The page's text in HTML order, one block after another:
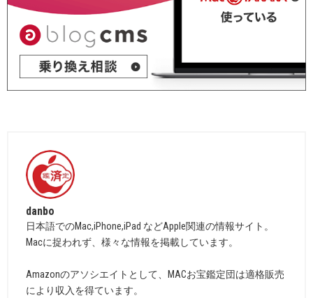
danbo
日本語でのMac,iPhone,iPad などApple関連の情報サイト。
Macに捉われず、様々な情報を掲載しています。
Amazonのアソシエイトとして、MACお宝鑑定団は適格販売
により収入を得ています。